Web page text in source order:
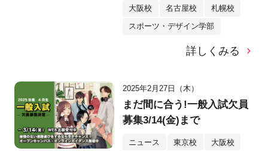
大阪校 名古屋校 札幌校
スポーツ・デザイン学部
詳しくみる
2025年2月27日（木）
まだ間に合う!一般入試欠員
募集3/14(金)まで
ニュース 東京校 大阪校